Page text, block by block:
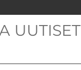
UUTISET